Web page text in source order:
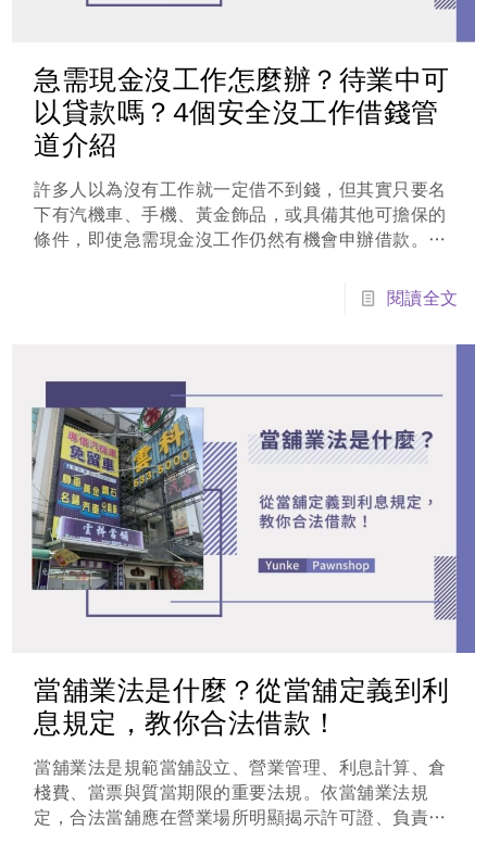
急需現金沒工作怎麼辦？待業中可
以貸款嗎？4個安全沒工作借錢管
道介紹
許多人以為沒有工作就一定借不到錢，但其實只要名
下有汽機車、手機、黃金飾品，或具備其他可擔保的
條件，即使急需現金沒工作仍然有機會申辦借款。提
過件率也最高的加分項目，只要您名下有機車、汽
車、房屋土地，或是手邊有黃金、鑽石、名錶、3C
閱讀全文
當舖業法是什麼？從當舖定義到利
息規定，教你合法借款！
當舖業法是規範當舖設立、營業管理、利息計算、倉
棧費、當票與質當期限的重要法規。依當舖業法規
定，合法當舖應在營業場所明顯揭示許可證、負責人